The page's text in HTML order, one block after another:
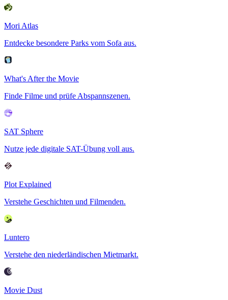
Mori Atlas
Entdecke besondere Parks vom Sofa aus.
What's After the Movie
Finde Filme und prüfe Abspannszenen.
SAT Sphere
Nutze jede digitale SAT-Übung voll aus.
Plot Explained
Verstehe Geschichten und Filmenden.
Luntero
Verstehe den niederländischen Mietmarkt.
Movie Dust